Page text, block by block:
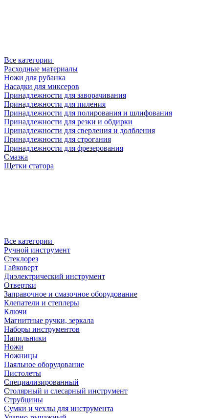
Все категории
Расходные материалы
Ножи для рубанка
Насадки для миксеров
Принадлежности для заворачивания
Принадлежности для пиления
Принадлежности для полирования и шлифования
Принадлежности для резки и обдирки
Принадлежности для сверления и долбления
Принадлежности для строгания
Принадлежности для фрезерования
Смазка
Щетки статора
Все категории
Ручной инструмент
Стеклорез
Гайковерт
Диэлектрический инструмент
Отвертки
Заправочное и смазочное оборудование
Клепатели и степлеры
Ключи
Магнитные ручки, зеркала
Наборы инструментов
Напильники
Ножи
Ножницы
Паяльное оборудование
Пистолеты
Специализированный
Столярный и слесарный инструмент
Струбцины
Сумки и чехлы для инструмента